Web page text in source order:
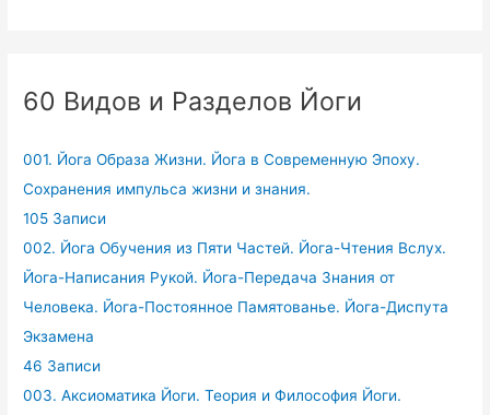
60 Видов и Разделов Йоги
001. Йога Образа Жизни. Йога в Современную Эпоху.
Сохранения импульса жизни и знания.
105 Записи
002. Йога Обучения из Пяти Частей. Йога-Чтения Вслух.
Йога-Написания Рукой. Йога-Передача Знания от
Человека. Йога-Постоянное Памятованье. Йога-Диспута
Экзамена
46 Записи
003. Аксиоматика Йоги. Теория и Философия Йоги.